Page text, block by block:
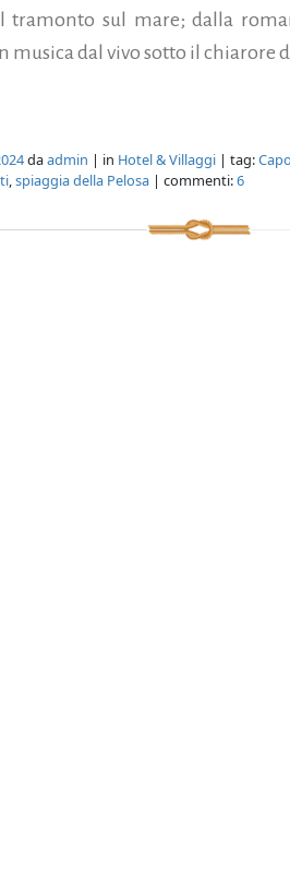
sul mare; dalla
musica dal vivo sotto il chiarore
daadmin | in Hotel & Villaggi | tag:
,spiaggia della Pelosa | commenti:6